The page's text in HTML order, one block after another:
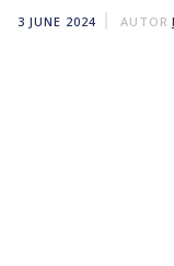
3 JUNE 2024 AUTOR